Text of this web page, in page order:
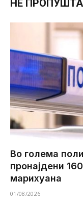
НЕ
Во голема
пронајдени
марихуана
01/08/2026